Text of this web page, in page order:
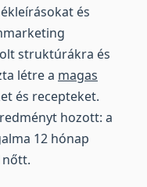
és
struktúrákra és
létre a magas
és recepteket.
hozott: a
12 hónap
nőtt.